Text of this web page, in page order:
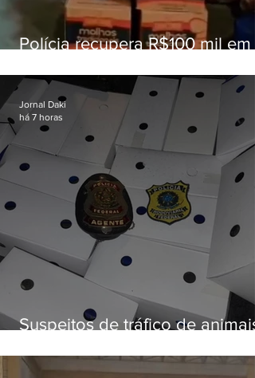
Polícia recupera R$100 mil em
Fluminense
Suspeitos de tráfico de animais
aves
Jornal Daki
há 7 horas